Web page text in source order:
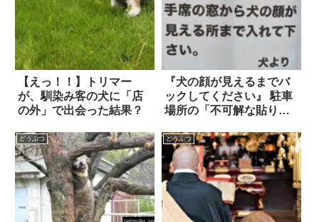
【えっ！！】トリマー
が、馴染み客の犬に「店
の外」で出会った結果？
『犬の顔が見えるまでバ
ックしてください』 駐車
場所の「不可解な貼り
どうぶつ どうぶつ